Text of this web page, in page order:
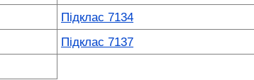
Підклас 7134
Підклас 7137